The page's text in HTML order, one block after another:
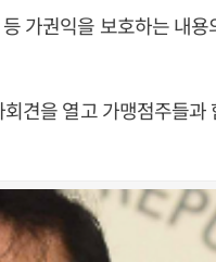
가권익을 보호하는 내용
견을 열고 가맹점주들과